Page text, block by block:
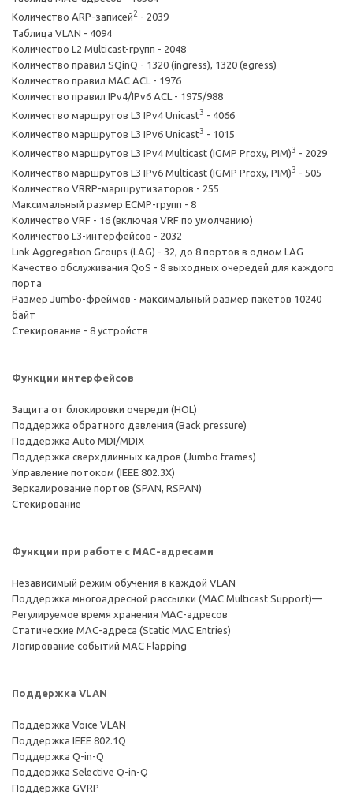
Количество ARP-записей2 - 2039
Таблица VLAN - 4094
Количество L2 Multicast-групп - 2048
Количество правил SQinQ - 1320 (ingress), 1320 (egress)
Количество правил MAC ACL - 1976
Количество правил IPv4/IPv6 ACL - 1975/988
Количество маршрутов L3 IPv4 Unicast3 - 4066
Количество маршрутов L3 IPv6 Unicast3 - 1015
Количество маршрутов L3 IPv4 Multicast (IGMP Proxy, PIM)3 - 2029
Количество маршрутов L3 IPv6 Multicast (IGMP Proxy, PIM)3 - 505
Количество VRRP-маршрутизаторов - 255
Максимальный размер ECMP-групп - 8
Количество VRF - 16 (включая VRF по умолчанию)
Количество L3-интерфейсов - 2032
Link Aggregation Groups (LAG) - 32, до 8 портов в одном LAG
Качество обслуживания QoS - 8 выходных очередей для каждого
порта
Размер Jumbo-фреймов - максимальный размер пакетов 10240
байт
Стекирование - 8 устройств
Функции интерфейсов
Защита от блокировки очереди (HOL)
Поддержка обратного давления (Back pressure)
Поддержка Auto MDI/MDIX
Поддержка сверхдлинных кадров (Jumbo frames)
Управление потоком (IEEE 802.3X)
Зеркалирование портов (SPAN, RSPAN)
Стекирование
Функции при работе с МAC-адресами
Независимый режим обучения в каждой VLAN
Поддержка многоадресной рассылки (MAC Multicast Support)—
Регулируемое время хранения MAC-адресов
Статические MAC-адреса (Static MAC Entries)
Логирование событий MAC Flapping
Поддержка VLAN
Поддержка Voice VLAN
Поддержка IEEE 802.1Q
Поддержка Q-in-Q
Поддержка Selective Q-in-Q
Поддержка GVRP